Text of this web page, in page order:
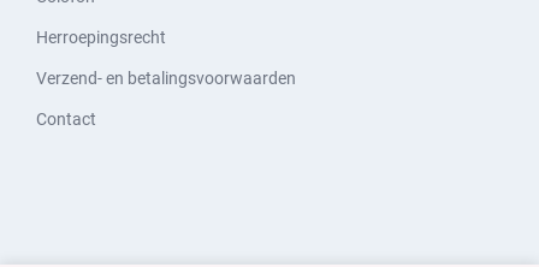
Herroepingsrecht
Verzend- en betalingsvoorwaarden
Contact